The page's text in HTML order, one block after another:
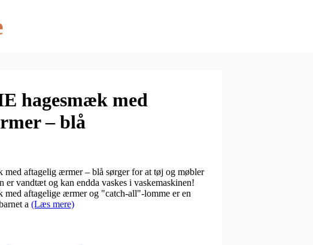
hagesmæk med
– blå
med aftagelig ærmer – blå sørger for at tøj og møbler
er vandtæt og kan endda vaskes i vaskemaskinen!
med aftagelige ærmer og "catch-all"-lomme er en
a (Læs mere)